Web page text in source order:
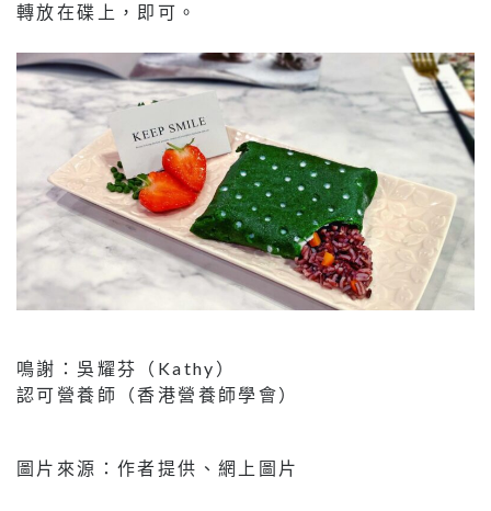
轉放在碟上，即可。
鳴謝：吳耀芬（Kathy）
認可營養師（香港營養師學會）
圖片來源：作者提供、網上圖片